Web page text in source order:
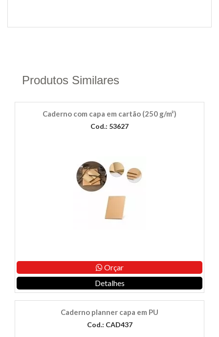
Produtos Similares
Caderno com capa em cartão (250 g/m²)
Cod.: 53627
Orçar
Detalhes
Caderno planner capa em PU
Cod.: CAD437